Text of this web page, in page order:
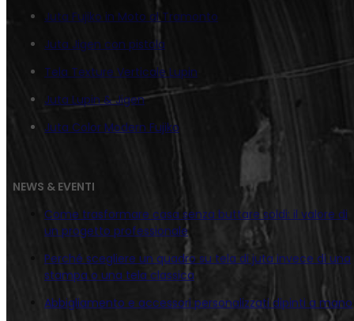
Juta Fujiko in Moto al Tramonto
Juta Jigen con pistola
Tela Texture Verticale Lupin
Juta Lupin & Jigen
Juta Color Modern Fujiko
NEWS & EVENTI
Come trasformare casa senza buttare soldi: il valore di
un progetto professionale
Perché scegliere un quadro su tela di juta invece di una
stampa o una tela classica
Abbigliamento e accessori personalizzati dipinti a mano